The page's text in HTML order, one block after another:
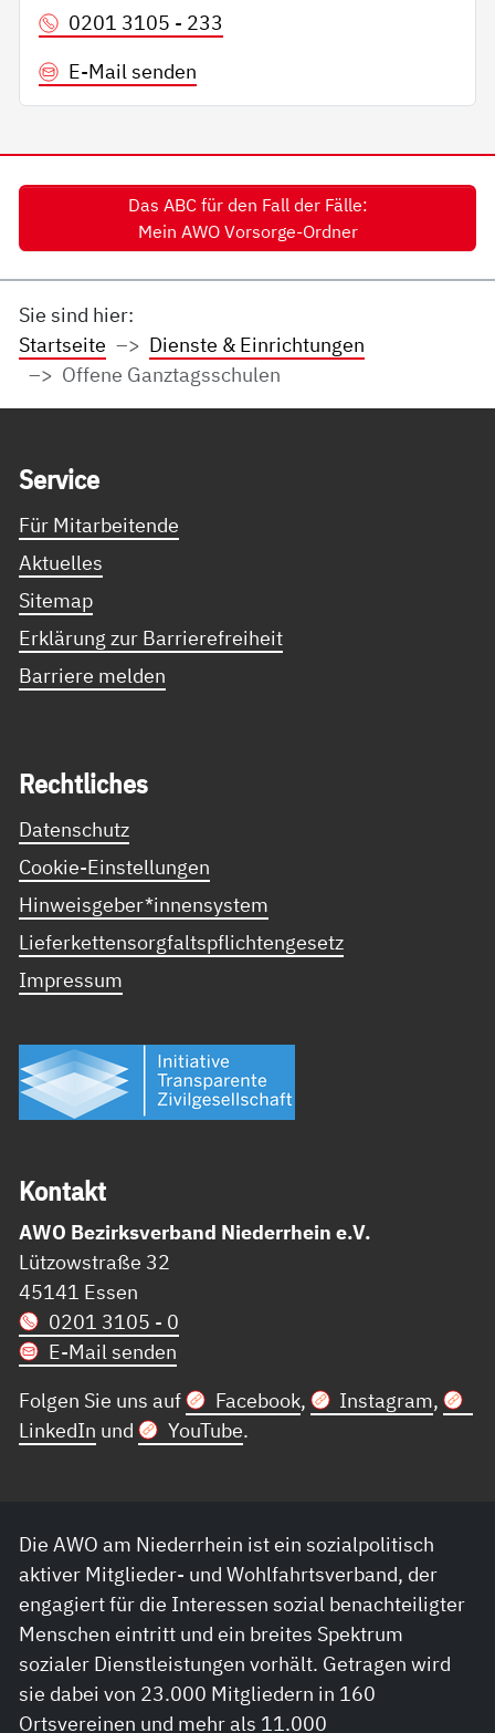
0201 3105 - 233
E-Mail senden
Das ABC für den Fall der Fälle:
Mein AWO Vorsorge-Ordner
Sie sind hier:
Startseite
Dienste & Einrichtungen
Offene Ganztagsschulen
Ser­vice
Für Mitarbeitende
Aktuelles
Sitemap
Erklärung zur Barrierefreiheit
Barriere melden
Recht­li­ches
Datenschutz
Cookie-Einstellungen
Hinweisgeber*innensystem
Lieferkettensorgfaltspflichtengesetz
Impressum
Kon­takt
AWO Bezirksverband Niederrhein e.V.
Lützowstraße 32
45141 Essen
0201 3105 - 0
E-Mail senden
Folgen Sie uns auf
Facebook, Instagram,
LinkedIn und YouTube.
Die AWO am Niederrhein ist ein sozialpolitisch
aktiver Mitglieder- und Wohlfahrtsverband, der
engagiert für die Interessen sozial benachteiligter
Menschen eintritt und ein breites Spektrum
sozialer Dienstleistungen vorhält. Getragen wird
sie dabei von 23.000 Mitgliedern in 160
Ortsvereinen und mehr als 11.000